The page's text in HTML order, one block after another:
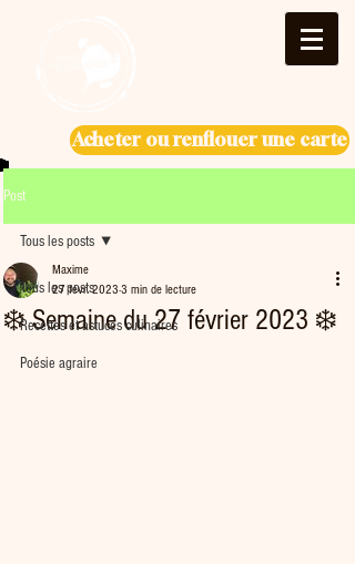
Acheter ou renflouer une carte
Post
Tous les posts
Recettes et astuces culinaires
Poésie agraire
Tous les posts
❄️ Semaine du 27 février 2023 ❄️
Maxime
27 févr. 2023 3 min de lecture